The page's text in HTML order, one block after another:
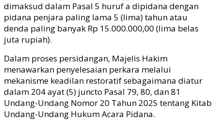
dimaksud dalam Pasal 5 huruf a dipidana dengan
pidana penjara paling lama 5 (lima) tahun atau
denda paling banyak Rp 15.000.000,00 (lima belas
juta rupiah).
Dalam proses persidangan, Majelis Hakim
menawarkan penyelesaian perkara melalui
mekanisme keadilan restoratif sebagaimana diatur
dalam 204 ayat (5) juncto Pasal 79, 80, dan 81
Undang-Undang Nomor 20 Tahun 2025 tentang Kitab
Undang-Undang Hukum Acara Pidana.